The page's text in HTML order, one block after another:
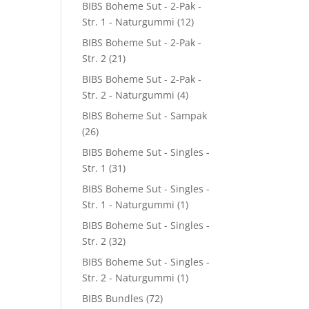
BIBS Boheme Sut - 2-Pak -
Str. 1 - Naturgummi (12)
BIBS Boheme Sut - 2-Pak -
Str. 2 (21)
BIBS Boheme Sut - 2-Pak -
Str. 2 - Naturgummi (4)
BIBS Boheme Sut - Sampak
(26)
BIBS Boheme Sut - Singles -
Str. 1 (31)
BIBS Boheme Sut - Singles -
Str. 1 - Naturgummi (1)
BIBS Boheme Sut - Singles -
Str. 2 (32)
BIBS Boheme Sut - Singles -
Str. 2 - Naturgummi (1)
BIBS Bundles (72)